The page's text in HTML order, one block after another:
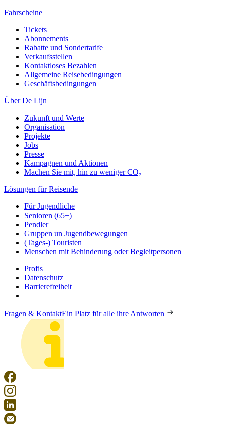
Fahrscheine
Tickets
Abonnements
Rabatte und Sondertarife
Verkaufsstellen
Kontaktloses Bezahlen
Allgemeine Reisebedingungen
Geschäftsbedingungen
Über De Lijn
Zukunft und Werte
Organisation
Projekte
Jobs
Presse
Kampagnen und Aktionen
Machen Sie mit, hin zu weniger CO₂
Lösungen für Reisende
Für Jugendliche
Senioren (65+)
Pendler
Gruppen un Jugendbewegungen
(Tages-) Touristen
Menschen mit Behinderung oder Begleitpersonen
Profis
Datenschutz
Barrierefreiheit
Fragen & KontaktEin Platz für alle ihre Antworten